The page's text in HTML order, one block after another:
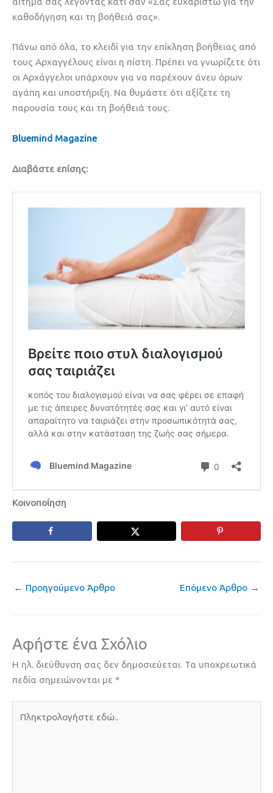
καθοδήγηση και τη βοήθειά σας».
Πάνω από όλα, το κλειδί για την επίκληση βοήθειας από
τους Αρχαγγέλους είναι η πίστη. Πρέπει να γνωρίζετε ότι
οι Αρχάγγελοι υπάρχουν για να παρέχουν άνευ όρων
αγάπη και υποστήριξη. Να θυμάστε ότι αξίζετε τη
παρουσία τους και τη βοήθειά τους.
Bluemind Magazine
Διαβάστε επίσης:
Κοινοποίηση
← Προηγούμενο Άρθρο Επόμενο Άρθρο →
Αφήστε ένα Σχόλιο
Η ηλ. διεύθυνση σας δεν δημοσιεύεται. Τα υποχρεωτικά
πεδία σημειώνονται με *
εδώ..